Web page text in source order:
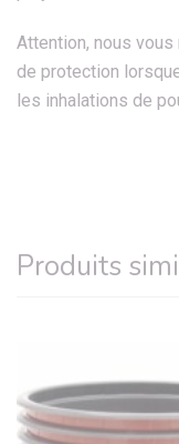
Attention, nous
de protection
les inhalations de
Produits